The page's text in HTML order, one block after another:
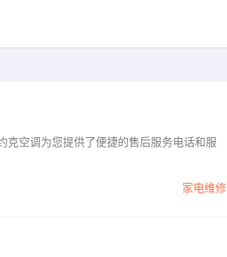
克空调为您提供了便捷的售后服务电话和服
家电维修